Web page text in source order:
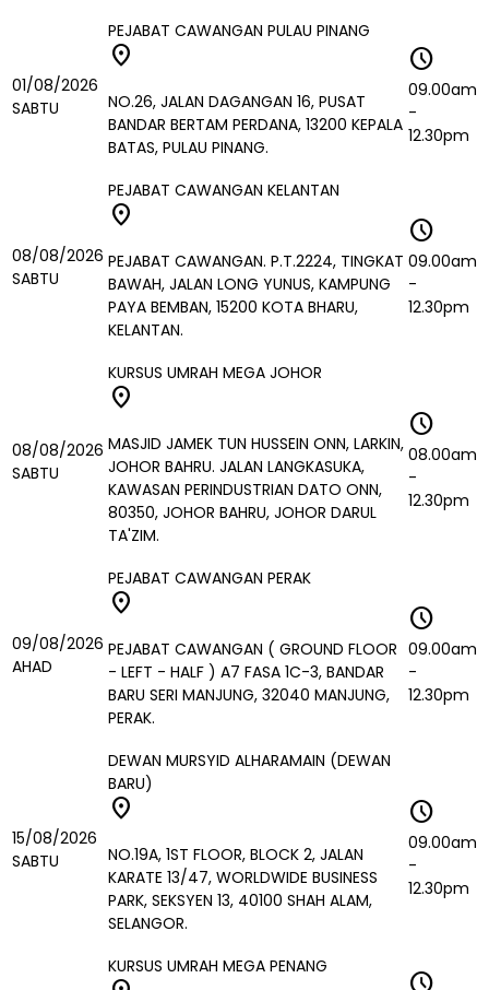
01/08/2026
SABTU
PEJABAT CAWANGAN PULAU PINANG
location_on
NO.26, JALAN DAGANGAN 16, PUSAT
BANDAR BERTAM PERDANA, 13200 KEPALA
BATAS, PULAU PINANG.
schedule
09.00am
-
12.30pm
08/08/2026
SABTU
PEJABAT CAWANGAN KELANTAN
location_on
PEJABAT CAWANGAN. P.T.2224, TINGKAT
BAWAH, JALAN LONG YUNUS, KAMPUNG
PAYA BEMBAN, 15200 KOTA BHARU,
KELANTAN.
schedule
09.00am
-
12.30pm
08/08/2026
SABTU
KURSUS UMRAH MEGA JOHOR
location_on
MASJID JAMEK TUN HUSSEIN ONN, LARKIN,
JOHOR BAHRU. JALAN LANGKASUKA,
KAWASAN PERINDUSTRIAN DATO ONN,
80350, JOHOR BAHRU, JOHOR DARUL
TA'ZIM.
schedule
08.00am
-
12.30pm
09/08/2026
AHAD
PEJABAT CAWANGAN PERAK
location_on
PEJABAT CAWANGAN ( GROUND FLOOR
- LEFT - HALF ) A7 FASA 1C-3, BANDAR
BARU SERI MANJUNG, 32040 MANJUNG,
PERAK.
schedule
09.00am
-
12.30pm
15/08/2026
SABTU
DEWAN MURSYID ALHARAMAIN (DEWAN
BARU)
location_on
NO.19A, 1ST FLOOR, BLOCK 2, JALAN
KARATE 13/47, WORLDWIDE BUSINESS
PARK, SEKSYEN 13, 40100 SHAH ALAM,
SELANGOR.
schedule
09.00am
-
12.30pm
KURSUS UMRAH MEGA PENANG
schedule